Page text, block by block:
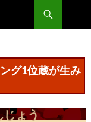
グ1位蔵が生み
ょう